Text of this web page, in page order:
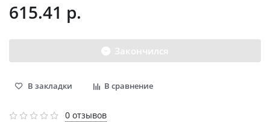
615.41 р.
Закончился
В закладки В сравнение
0 отзывов